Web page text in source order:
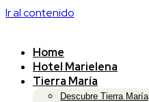
Ir al contenido
Home
Hotel Marielena
Tierra María
Descubre Tierra María